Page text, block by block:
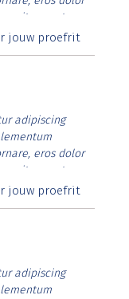
vitae erat.
rutrum lorem
jouw proefrit
adipiscing
eros dolor
vitae erat.
rutrum lorem
jouw proefrit
adipiscing